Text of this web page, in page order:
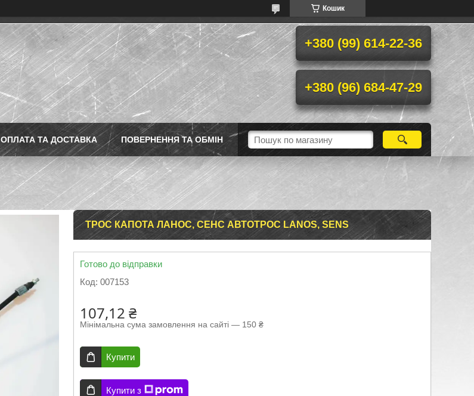
Кошик
+380 (99) 614-22-36
+380 (96) 684-47-29
ОПЛАТА ТА ДОСТАВКА ПОВЕРНЕННЯ ТА ОБМІН
ТРОС КАПОТА ЛАНОС, СЕНС АВТОТРОС LANOS, SENS
Готово до відправки
Код: 007153
107,12 ₴
Мінімальна сума замовлення на сайті — 150 ₴
Купити
Купити з